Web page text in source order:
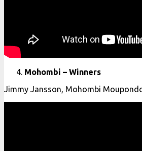
Mohombi – Winners
Jimmy Jansson, Mohombi